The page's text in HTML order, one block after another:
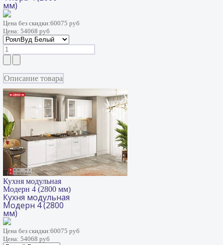
мм)
Цена без скидки:60075 руб
Цена: 54068 руб
Описание товара
Кухня модульная
Модерн 4 (2800 мм)
Кухня модульная
Модерн 4 (2800
мм)
Цена без скидки:60075 руб
Цена: 54068 руб